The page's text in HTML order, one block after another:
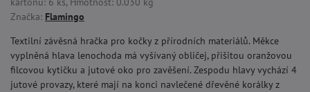
Značka: Flamingo
Textilní závěsná hračka pro kočky z přírodních materiálů. Měkce
vyplněná hlava lenochoda má vyšívaný obličej, přišitou oranžovou
filcovou kytičku a jutové oko pro zavěšení. Zespodu hlavy vychází 4
jutové provazy, které mají na konci navlečené dřevěné korálky z